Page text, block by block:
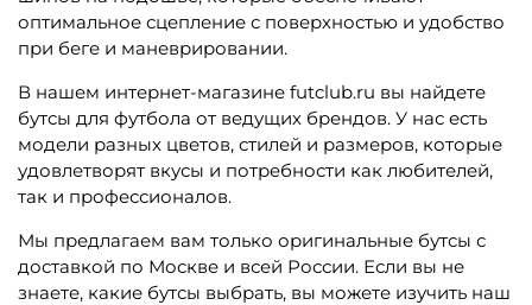
оптимальное сцепление с поверхностью и удобство
при беге и маневрировании.
В нашем интернет-магазине futclub.ru вы найдете
бутсы для футбола от ведущих брендов. У нас есть
модели разных цветов, стилей и размеров, которые
удовлетворят вкусы и потребности как любителей,
так и профессионалов.
Мы предлагаем вам только оригинальные бутсы с
доставкой по Москве и всей России. Если вы не
знаете, какие бутсы выбрать, вы можете изучить наш